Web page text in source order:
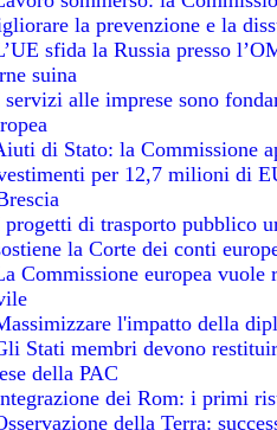
la prevenzione e la
sfida la Russia presso
suina
servizi alle imprese sono
di Stato: la Commissione
per 12,7 milioni di
progetti di trasporto pubblico
la Corte dei conti
Commissione europea
l'impatto della
Stati membri devono
della PAC
dei Rom: i primi
della Terra: